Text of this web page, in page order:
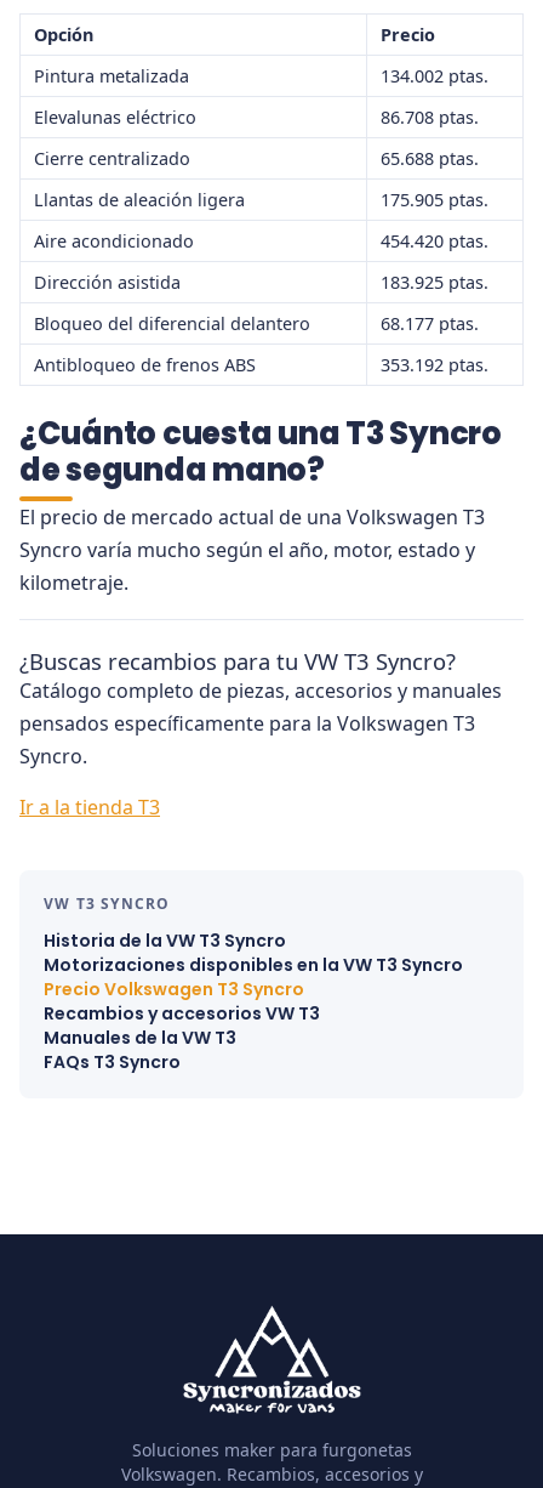
ES·EN·DE
Opción
Precio
Pintura metalizada
134.002 ptas.
Elevalunas eléctrico
86.708 ptas.
Cierre centralizado
65.688 ptas.
Llantas de aleación ligera
175.905 ptas.
Aire acondicionado
454.420 ptas.
Dirección asistida
183.925 ptas.
Bloqueo del diferencial delantero
68.177 ptas.
Antibloqueo de frenos ABS
353.192 ptas.
¿Cuánto cuesta una T3 Syncro
de segunda mano?
El precio de mercado actual de una Volkswagen T3
Syncro varía mucho según el año, motor, estado y
kilometraje.
¿Buscas recambios para tu VW T3 Syncro?
Catálogo completo de piezas, accesorios y manuales
pensados específicamente para la Volkswagen T3
Syncro.
Ir a la tienda T3
VW T3 SYNCRO
Historia de la VW T3 Syncro
Motorizaciones disponibles en la VW T3 Syncro
Precio Volkswagen T3 Syncro
Recambios y accesorios VW T3
Manuales de la VW T3
FAQs T3 Syncro
Soluciones maker para furgonetas
Volkswagen. Recambios, accesorios y